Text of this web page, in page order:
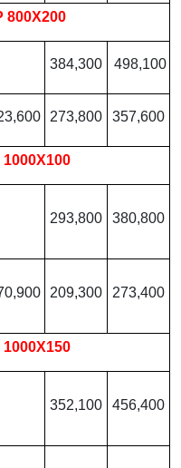
800X200
384,300 498,100
273,800 357,600
293,800 380,800
209,300 273,400
352,100 456,400